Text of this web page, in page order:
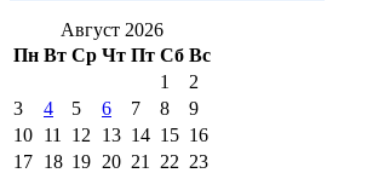
Август 2026
Пн Вт Ср Чт Пт Сб Вс
1
2
3
4 5 6 7 8
9
10 11 12 13 14 15 16
17 18 19 20 21 22 23